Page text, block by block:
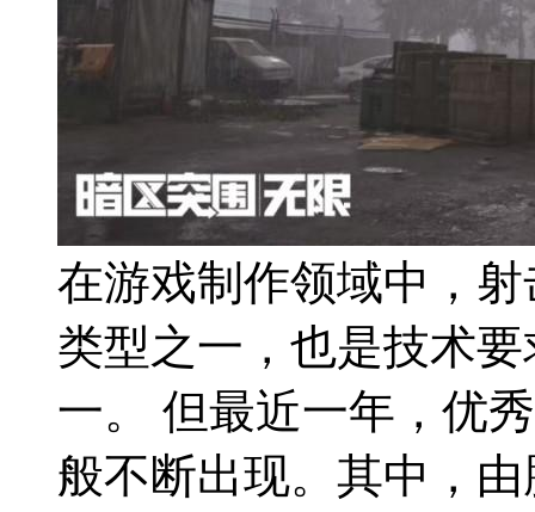
在游戏制作领域中，
类型之一，也是技术
一。 但最近一年，优
般不断出现。其中，